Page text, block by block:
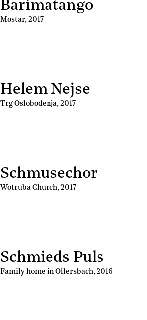
Barimatango
Mostar,2017
Helem Nejse
Trg Oslobodenja,2017
Schmusechor
Wotruba Church,2017
Schmieds Puls
Family home in Ollersbach,2016